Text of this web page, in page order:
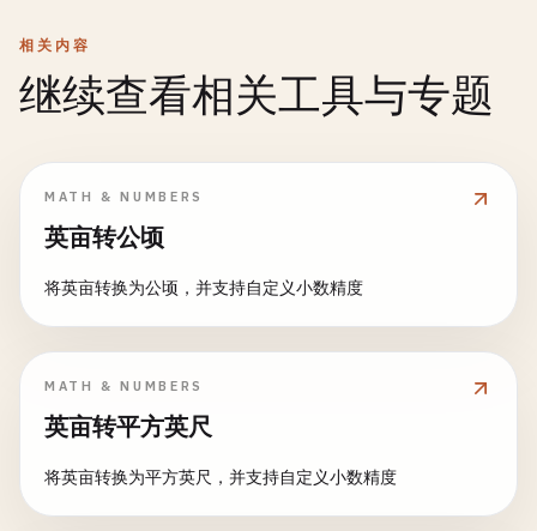
相关内容
继续查看相关工具与专题
MATH & NUMBERS
英亩转公顷
将英亩转换为公顷，并支持自定义小数精度
MATH & NUMBERS
英亩转平方英尺
将英亩转换为平方英尺，并支持自定义小数精度